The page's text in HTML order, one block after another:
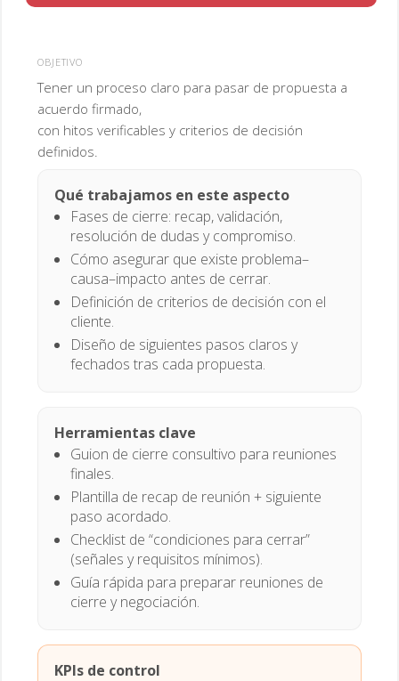
OBJETIVO
Tener un proceso claro para pasar de propuesta a
acuerdo firmado,
con hitos verificables y criterios de decisión
definidos.
Qué trabajamos en este aspecto
Fases de cierre: recap, validación,
resolución de dudas y compromiso.
Cómo asegurar que existe problema–
causa–impacto antes de cerrar.
Definición de criterios de decisión con el
cliente.
Diseño de siguientes pasos claros y
fechados tras cada propuesta.
Herramientas clave
Guion de cierre consultivo para reuniones
finales.
Plantilla de recap de reunión + siguiente
paso acordado.
Checklist de “condiciones para cerrar”
(señales y requisitos mínimos).
Guía rápida para preparar reuniones de
cierre y negociación.
KPIs de control